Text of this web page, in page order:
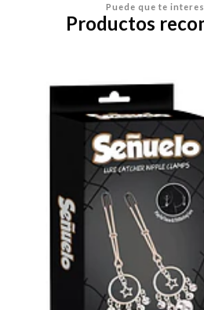
Puede que te
Productos